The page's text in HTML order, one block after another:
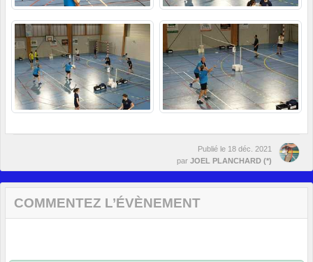
Publié le 18 déc. 2021
par JOEL PLANCHARD (*)
COMMENTEZ L’ÉVÈNEMENT